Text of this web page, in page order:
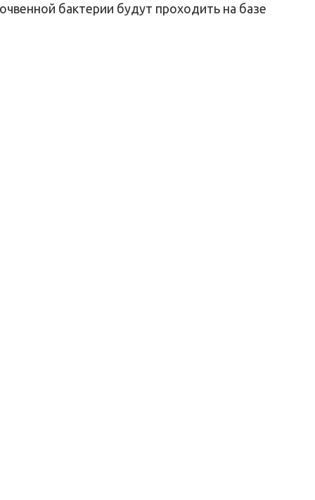
бактерии будут проходить на базе